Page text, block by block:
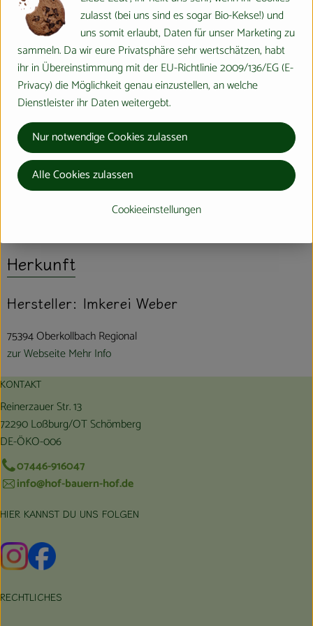
Bioland - Frühjahrshonig
Heller bis bernsteinfarbener, feincremiger, aromatischer Honig: Im
Frühjahr fliegen die Bienen
Schlehenhecken, Haseln, Weiden, alle Arten von Obstbäume und
die ersten Rapsblüten an, um
Nektar und Pollen zu sammeln. Der dadurch entstehende, erste
Honig des Jahres schmeckt fruchtig
und blumig süß
Produktinformationen
Herkunft
Hersteller: Imkerei Weber
75394 Oberkollbach Regional
zur WebseiteMehr Info
KONTAKT
Reinerzauer Str. 13
72290 Loßburg/OT Schömberg
DE-ÖKO-006
07446-916047
info@hof-bauern-hof.de
HIER KANNST DU UNS FOLGEN
Externer Link zu https://www.instagram.com/hofbauernhof/
Externer Link zu https://www.facebook.com/
RECHTLICHES
zulasst (bei uns sind es sogar Bio-Kekse!) und
uns somit erlaubt, Daten für unser Marketing zu
sammeln. Da wir eure Privatsphäre sehr wertschätzen, habt
ihr in Übereinstimmung mit der EU-Richtlinie 2009/136/EG (E-
Privacy) die Möglichkeit genau einzustellen, an welche
Dienstleister ihr Daten weitergebt.
Cookieeinstellungen
Nur notwendige Cookies zulassen
Alle Cookies zulassen